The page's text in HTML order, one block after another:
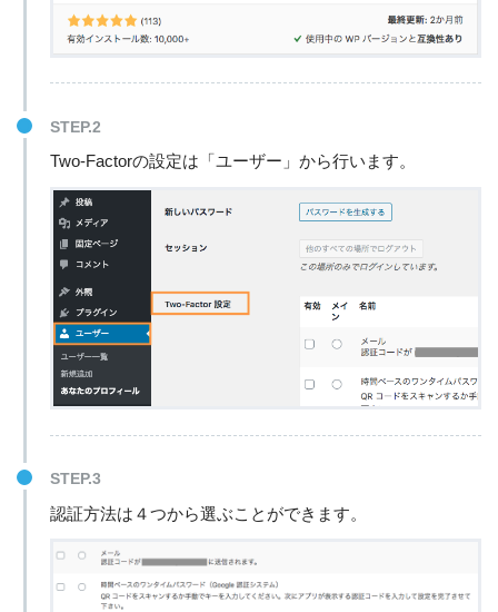
STEP.2
Two-Factorの設定は「ユーザー」から行います。
STEP.3
認証方法は４つから選ぶことができます。